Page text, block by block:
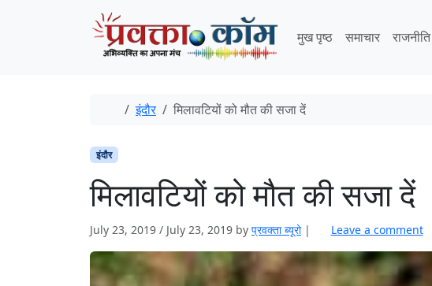
मुख पृष्ठ
समाचार राजनीति
Home
इंदौर मिलावटियों को मौत की सजा दें
इंदौर
मिलावटियों को मौत की सजा दें
July 23, 2019 / July 23, 2019 by प्रवक्‍ता ब्यूरो | Leave a comment